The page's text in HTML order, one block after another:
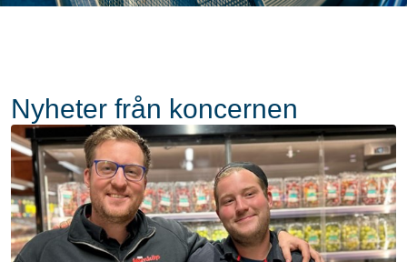
Nyheter från koncernen